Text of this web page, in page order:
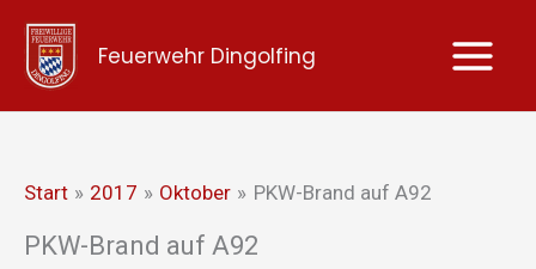
Zum
Inhalt
springen
Feuerwehr Dingolfing
Start 2017 Oktober PKW-Brand auf A92
PKW-Brand auf A92